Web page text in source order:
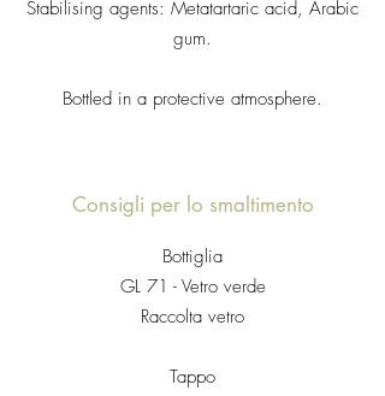
Stabilising agents: Metatartaric acid, Arabic
gum.
Bottled in a protective atmosphere.
Consigli per lo smaltimento
Bottiglia
GL 71 - Vetro verde
Raccolta vetro
Tappo